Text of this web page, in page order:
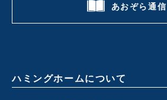
あおぞら通信
ハミングホームについて